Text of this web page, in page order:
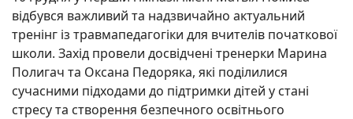
відбувся важливий та надзвичайно актуальний
тренінг із травмапедагогіки для вчителів початкової
школи. Захід провели досвідчені тренерки Марина
Полигач та Оксана Педоряка, які поділилися
сучасними підходами до підтримки дітей у стані
стресу та створення безпечного освітнього